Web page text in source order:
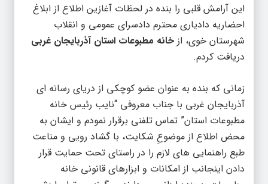
این آرامش قلبی را بنده در لحظات آغازین اطلاع از ابلاغ
احضاریه دادیاری محترم دادسرای عمومی و انقلاب
شهرستان خوی، از خانه مطبوعات استان آذربایجان غربی
دریافت کردم.
زمانی که بنده به عنوان عضو کوچکی از دریای رسانه ای
آذربایجان غربی با جناب معروفی “نایب رئیس خانه
مطبوعات استان” تماس تلفنی برقرار نمودم و ایشان به
محض اطلاع از موضوعِ شکایت، با گشاد رویی و مناعت
طبع راهنمایی های لازم را در راستای تحت حمایت قرار
دادن اینجانب از امکانات و ابزارهای قانونی خانه